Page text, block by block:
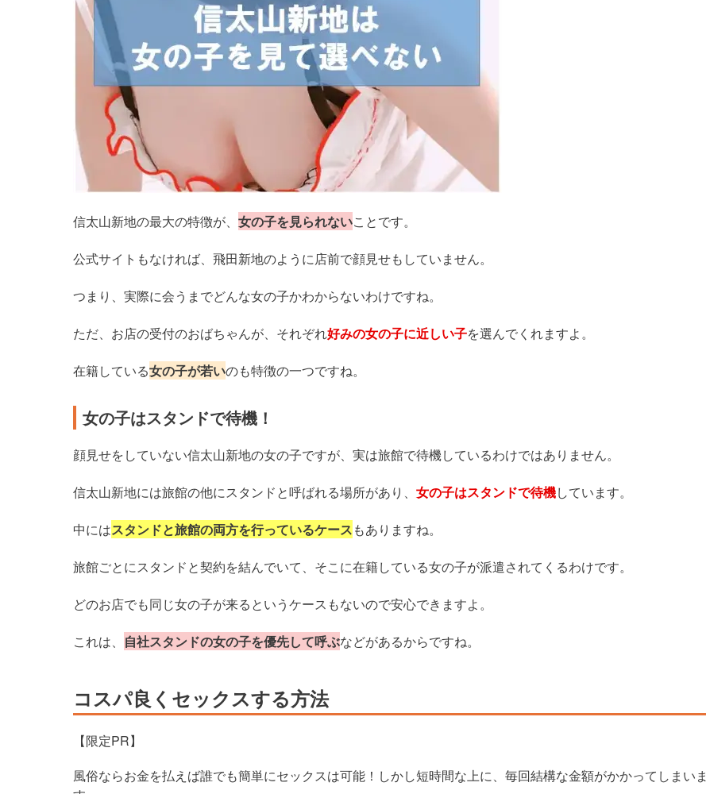
信太山新地の最大の特徴が、 女の子を見られないことです。
公式サイトもなければ、飛田新地のように店前で顔見せもしていません。
つまり、実際に会うまでどんな女の子かわからないわけですね。
ただ、お店の受付のおばちゃんが、それぞれ好みの女の子に近しい子を選んでくれますよ。
在籍している女の子が若いのも特徴の一つですね。
女の子はスタンドで待機！
顔見せをしていない信太山新地の女の子ですが、実は旅館で待機しているわけではありません。
信太山新地には旅館の他にスタンドと呼ばれる場所があり、 女の子はスタンドで待機しています。
中にはスタンドと旅館の両方を行っているケースもありますね。
旅館ごとにスタンドと契約を結んでいて、そこに在籍している女の子が派遣されてくるわけです。
どのお店でも同じ女の子が来るというケースもないので安心できますよ。
これは、 自社スタンドの女の子を優先して呼ぶなどがあるからですね。
コスパ良くセックスする方法
【限定PR】
風俗ならお金を払えば誰でも簡単にセックスは可能！しかし短時間な上に、毎回結構な金額がかかってしまいま